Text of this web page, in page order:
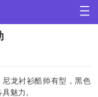
尼龙衬衫酷帅有型，黑色
魅力。